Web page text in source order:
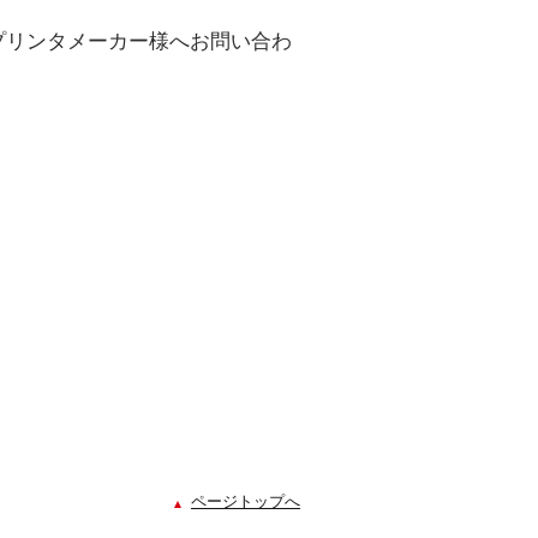
ンタメーカー様へお問い合わ
ページトップへ